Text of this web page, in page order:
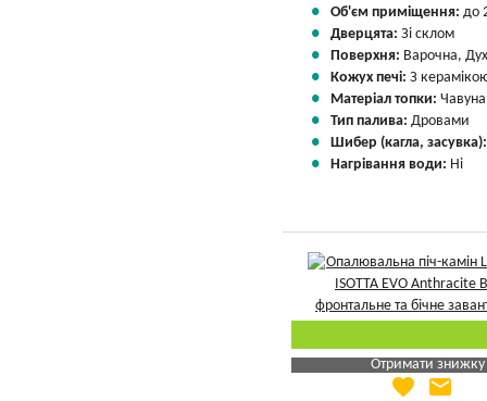
Об'єм приміщення: до
Дверцята: Зі склом
Поверхня: Варочна,
Кожух печі: З
Матеріал топки: Чавуна
Тип палива: Дровами
Шибер (кагла,
Нагрівання води: Ні
Отримати знижку
Яка Ваша ціна
favorite email